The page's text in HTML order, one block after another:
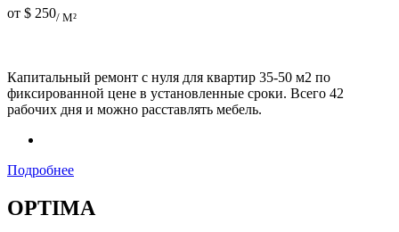
от $ 250/ М²
Капитальный ремонт с нуля для квартир 35-50 м2 по
фиксированной цене в установленные сроки. Всего 42
рабочих дня и можно расставлять мебель.
Подробнее
OPTIMA